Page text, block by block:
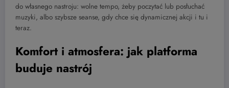
do własnego nastroju: wolne tempo, żeby poczytać lub posłuchać
muzyki, albo szybsze seanse, gdy chce się dynamicznej akcji i tu i
teraz.
Komfort i atmosfera: jak platforma
buduje nastrój